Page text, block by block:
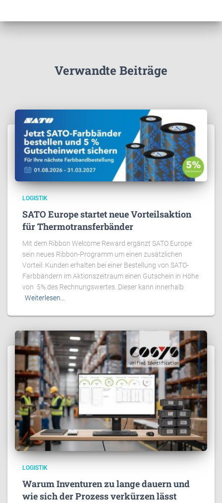
Verwandte Beiträge
LOGISTIK
SATO Europe startet neue Vorteilsaktion
für Thermotransferbänder
Mit dem Ribbon Welcome Reward ergänzt SATO Europe
sein neues Ribbon-Programm um einen zusätzlichen
Vorteil: Kunden erhalten bei einer Bestellung von SATO-
Farbbändern im Aktionszeitraum einen Gutschein in Höhe
von 5% des Rechnungswertes. Dieser kann innerhalb
Weiterlesen…
LOGISTIK
Warum Inventuren zu lange dauern und
wie sich der Prozess verkürzen lässt